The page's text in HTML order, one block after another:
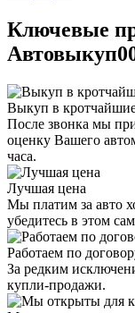
Ключевые
Выкуп в
После звонка мы
оценку Вашего
часа.
Лучшая цена
Мы платим за авто
убедитесь в этом
Работаем по
За редким
купли-продажи.